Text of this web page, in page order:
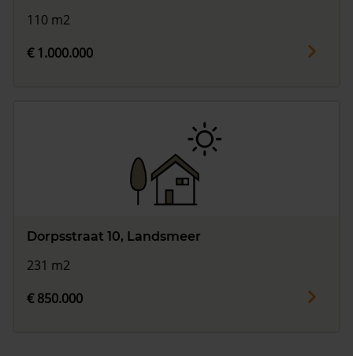
110 m2
€ 1.000.000
Dorpsstraat 10, Landsmeer
231 m2
€ 850.000